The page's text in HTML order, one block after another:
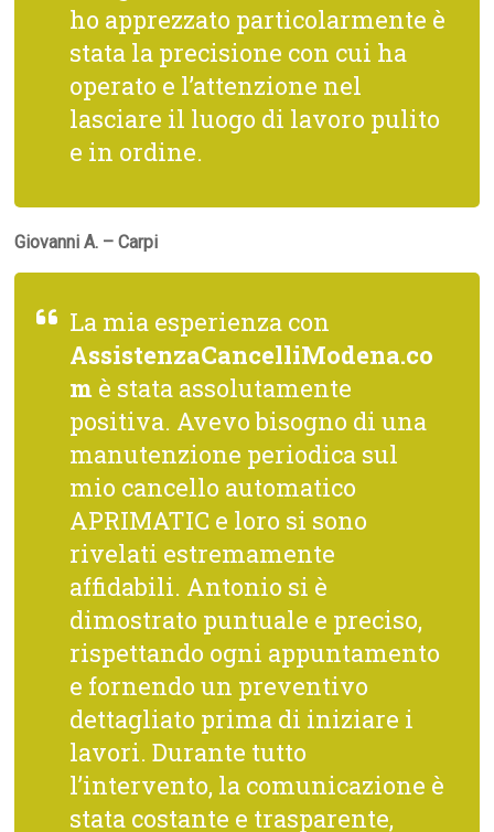
ho apprezzato particolarmente è
stata la precisione con cui ha
operato e l’attenzione nel
lasciare il luogo di lavoro pulito
e in ordine.
Giovanni A. – Carpi
La mia esperienza con
AssistenzaCancelliModena.co
m è stata assolutamente
positiva. Avevo bisogno di una
manutenzione periodica sul
mio cancello automatico
APRIMATIC e loro si sono
rivelati estremamente
affidabili. Antonio si è
dimostrato puntuale e preciso,
rispettando ogni appuntamento
e fornendo un preventivo
dettagliato prima di iniziare i
lavori. Durante tutto
l’intervento, la comunicazione è
stata costante e trasparente,